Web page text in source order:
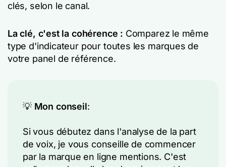
clés, selon le canal.
La clé, c'est la cohérence : Comparez le même
type d'indicateur pour toutes les marques de
votre panel de référence.
💡 Mon conseil:
Si vous débutez dans l'analyse de la part
de voix, je vous conseille de commencer
par la marque en ligne mentions. C'est